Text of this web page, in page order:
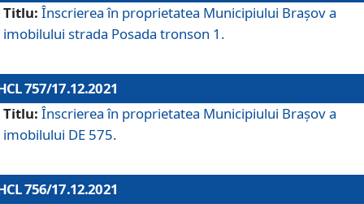
Titlu: Înscrierea în proprietatea Municipiului Brașov a
imobilului strada Posada tronson 1.
757/17.12.2021
Titlu: Înscrierea în proprietatea Municipiului Brașov a
imobilului DE 575.
756/17.12.2021